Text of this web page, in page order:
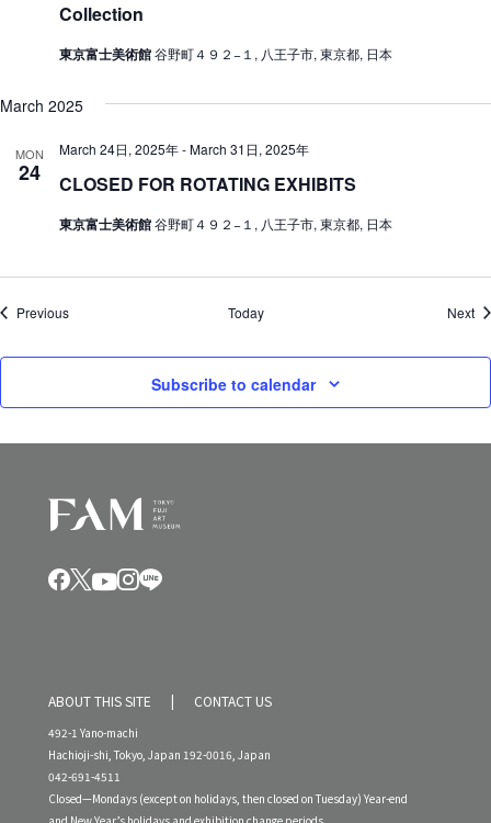
Collection
東京富士美術館谷野町４９２−１, 八王子市, 東京都, 日本
March 2025
MON
24 CLOSED FOR ROTATING EXHIBITS
March 24日, 2025年-March 31日, 2025年
東京富士美術館谷野町４９２−１, 八王子市, 東京都, 日本
PreviousEvents Today Next
Subscribe to calendar
ABOUT THIS SITE CONTACT US
492-1 Yano-machi
Hachioji-shi, Tokyo, Japan 192-0016, Japan
042-691-4511
Closed—Mondays (except on holidays, then closed on Tuesday) Year-end